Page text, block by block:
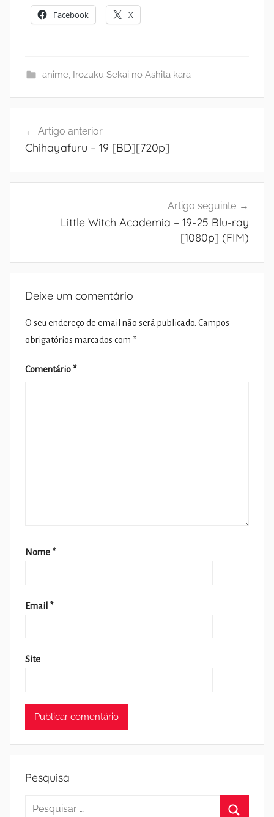
Facebook X
anime, Irozuku Sekai no Ashita kara
Artigo anterior
Chihayafuru – 19 [BD][720p]
Artigo seguinte
Little Witch Academia – 19-25 Blu-ray
[1080p] (FIM)
Deixe um comentário
O seu endereço de email não será publicado. Campos
obrigatórios marcados com *
Comentário *
Nome *
Email *
Site
Pesquisa
Pesquisar